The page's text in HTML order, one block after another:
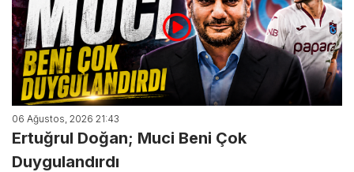
06 Ağustos, 2026 21:43
Ertuğrul Doğan; Muci Beni Çok
Duygulandırdı